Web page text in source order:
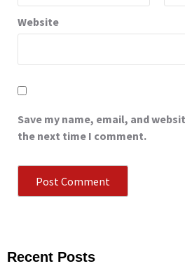
Website
Save my name, email, and
the next time I comment.
Recent Posts